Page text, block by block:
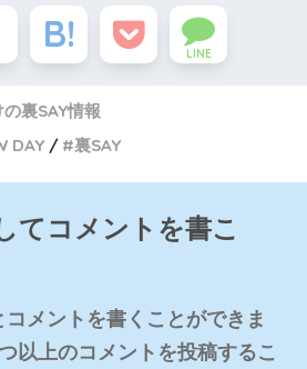
LINE
裏SAY情報
DAY 裏SAY
てコメントを書こ
メントを書くことができま
以上のコメントを投稿するこ